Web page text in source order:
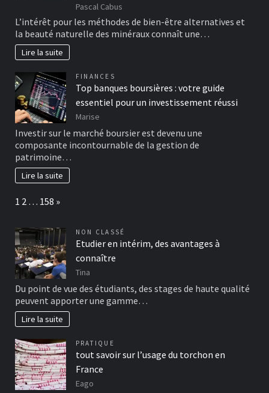
Pascal Cabus
L’intérêt pour les méthodes de bien-être alternatives et
la beauté naturelle des minéraux connaît une…
Lire la suite
FINANCES
Top banques boursières : votre guide
essentiel pour un investissement réussi
Marise
Investir sur le marché boursier est devenu une
composante incontournable de la gestion de
patrimoine…
Lire la suite
Page:
1 2 … 158 Next
»
NON CLASSÉ
Etudier en intérim, des avantages à
connaître
Tina
Du point de vue des étudiants, des stages de haute qualité
peuvent apporter une gamme…
Lire la suite
PRATIQUE
tout savoir sur l’usage du torchon en
France
Eago